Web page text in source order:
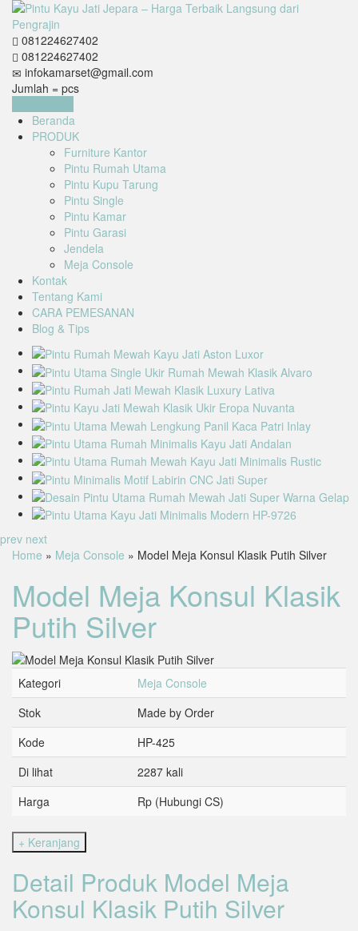
081224627402
081224627402
infokamarset@gmail.com
Jumlah = pcs
Beranda
PRODUK
Furniture Kantor
Pintu Rumah Utama
Pintu Kupu Tarung
Pintu Single
Pintu Kamar
Pintu Garasi
Jendela
Meja Console
Kontak
Tentang Kami
CARA PEMESANAN
Blog & Tips
prev next
Home » Meja Console » Model Meja Konsul Klasik Putih Silver
Model Meja Konsul Klasik
Putih Silver
Kategori
Meja Console
Stok
Made by Order
Kode
HP-425
Di lihat
2287 kali
Harga
Rp (Hubungi CS)
Detail Produk Model Meja
Konsul Klasik Putih Silver